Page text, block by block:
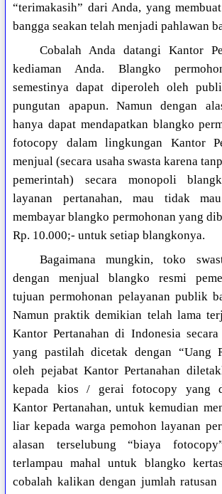
“terimakasih” dari Anda, yang
bangga seakan telah menjadi pahlawan
Cobalah Anda datangi Kantor
kediaman Anda. Blangko
semestinya dapat diperoleh oleh
pungutan apapun. Namun dengan
hanya dapat mendapatkan blangko
fotocopy dalam lingkungan Kantor
menjual (secara usaha swasta karena
pemerintah) secara monopoli
layanan pertanahan, mau tidak
membayar blangko permohonan yang
Rp. 10.000;- untuk setiap blangkonya.
Bagaimana mungkin, toko
dengan menjual blangko resmi
tujuan permohonan pelayanan publik
Namun praktik demikian telah lama
Kantor Pertanahan di Indonesia
yang pastilah dicetak dengan “Uang
oleh pejabat Kantor Pertanahan
kepada kios / gerai fotocopy yang
Kantor Pertanahan, untuk kemudian
liar kepada warga pemohon layanan
alasan terselubung “biaya
terlampau mahal untuk blangko
cobalah kalikan dengan jumlah ratusan